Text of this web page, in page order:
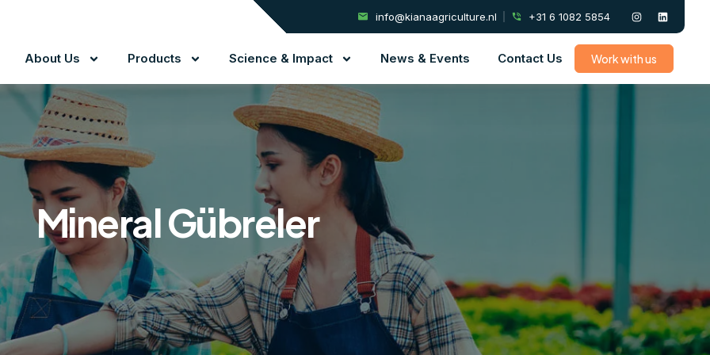
info@kianaagriculture.nl +31 6 1082 5854
About Us Products Science & Impact News & Events Contact Us Work with us
Mineral Gübreler